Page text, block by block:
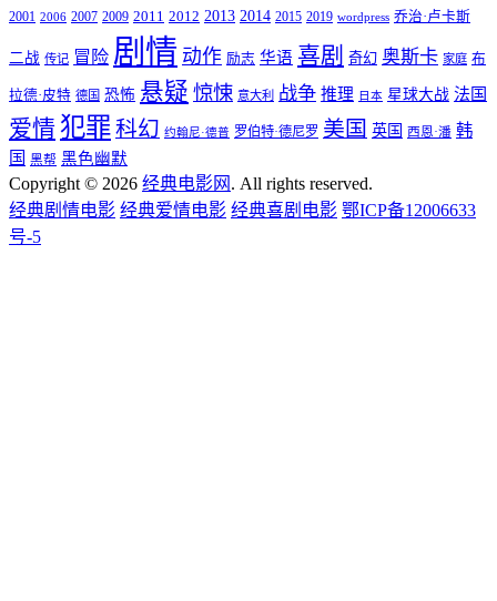
2001 2006 2007 2009 2011 2012 2013 2014 2015 2019 wordpress 乔治·卢卡斯
二战 传记 冒险 剧情 动作 励志 华语 喜剧 奇幻 奥斯卡 家庭 布
拉德·皮特 德国 恐怖 悬疑 惊悚 意大利 战争 推理 日本 星球大战 法国
爱情 犯罪科幻 约翰尼·德普 罗伯特·德尼罗 美国 英国 西恩·潘 韩
国 黑帮 黑色幽默
Copyright © 2026 经典电影网 . All rights reserved.
经典剧情电影 经典爱情电影 经典喜剧电影 鄂ICP备12006633
号-5